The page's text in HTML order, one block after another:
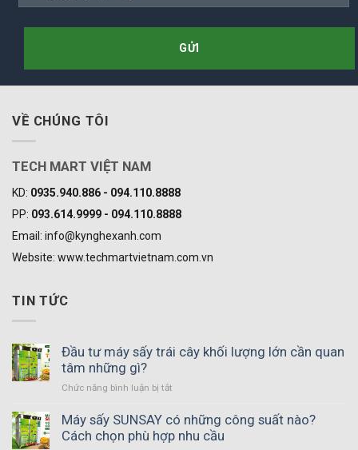
VỀ CHÚNG TÔI
TECH MART VIỆT NAM
KD: 0935.940.886 - 094.110.8888
PP: 093.614.9999 - 094.110.8888
Email: info@kynghexanh.com
Website: www.techmartvietnam.com.vn
TIN TỨC
Đầu tư máy sấy trái cây khối lượng lớn cần quan
tâm những gì?
Chức năng bình luận bị tắt
tư
máy
sấy
Máy sấy SUNSAY có những công suất nào?
Cách chọn phù hợp nhu cầu